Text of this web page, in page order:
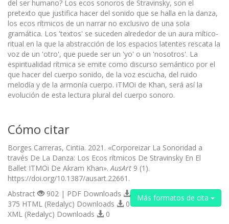
del ser humano? Los ecos sonoros de Stravinsky, son el
pretexto que justifica hacer del sonido que se halla en la danza,
los ecos rítmicos de un narrar no exclusivo de una sola
gramática. Los 'textos' se suceden alrededor de un aura mítico-
ritual en la que la abstracción de los espacios latentes rescata la
voz de un 'otro', que puede ser un 'yo' o un 'nosotros'. La
espiritualidad rítmica se emite como discurso semántico por el
que hacer del cuerpo sonido, de la voz escucha, del ruido
melodía y de la armonía cuerpo. iTMOi de Khan, será así la
evolución de esta lectura plural del cuerpo sonoro.
Cómo citar
Borges Carreras, Cintia. 2021. «Corporeizar La Sonoridad a
través De La Danza: Los Ecos rítmicos De Stravinsky En El
Ballet ITMOi De Akram Khan». AusArt 9 (1).
https://doi.org/10.1387/ausart.22661.
Más formatos de cita
Abstract
902 | PDF Downloads
375 HTML (Redalyc) Downloads
0
XML (Redalyc) Downloads
0